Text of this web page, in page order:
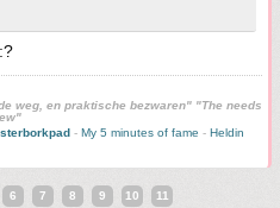
weg, en praktische bezwaren" "The needs
- My 5 minutes of fame - Heldin
6 7 8 9 10 11